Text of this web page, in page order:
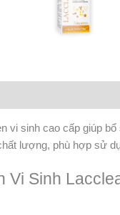
vi sinh cao cấp giúp
lượng, phù hợp sử
Vi Sinh